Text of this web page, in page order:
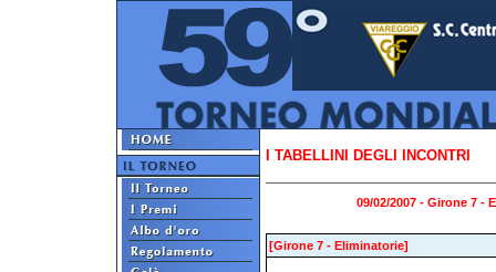
I TABELLINI DEGLI INCONTRI
09/02/2007 - Girone 7 -
[Girone 7 - Eliminatorie]